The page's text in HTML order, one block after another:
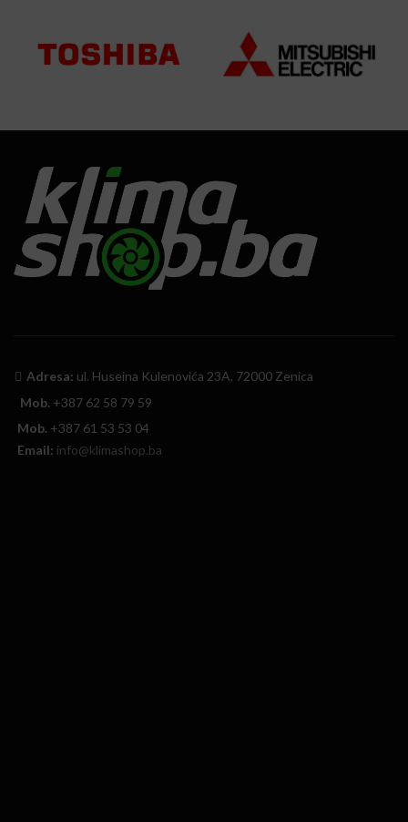
Adresa: ul. Huseina Kulenovića 23A, 72000 Zenica
Mob. +387 62 58 79 59
Mob. +387 61 53 53 04
Email: info@klimashop.ba